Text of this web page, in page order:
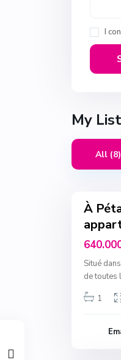
I
My
All (8)
À
Situé
de toutes
1